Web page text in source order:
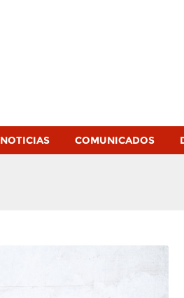
NOTICIAS COMUNICADOS